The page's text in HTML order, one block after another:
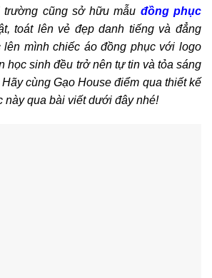
trường cũng sở hữu mẫu đồng phục
toát lên vẻ đẹp danh tiếng và đẳng
lên mình chiếc áo đồng phục với logo
học sinh đều trở nên tự tin và tỏa sáng
cùng Gạo House điểm qua thiết kế
này qua bài viết dưới đây nhé!